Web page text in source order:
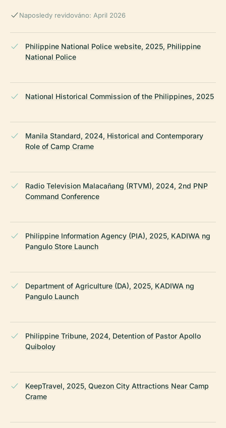
Naposledy revidováno: April 2026
Philippine National Police website, 2025, Philippine
National Police
National Historical Commission of the Philippines, 2025
Manila Standard, 2024, Historical and Contemporary
Role of Camp Crame
Radio Television Malacañang (RTVM), 2024, 2nd PNP
Command Conference
Philippine Information Agency (PIA), 2025, KADIWA ng
Pangulo Store Launch
Department of Agriculture (DA), 2025, KADIWA ng
Pangulo Launch
Philippine Tribune, 2024, Detention of Pastor Apollo
Quiboloy
KeepTravel, 2025, Quezon City Attractions Near Camp
Crame